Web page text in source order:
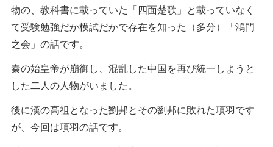
物の、教科書に載っていた「四面楚歌」と載っていなく
て受験勉強だか模試だかで存在を知った（多分）「鴻門
之会」の話です。
秦の始皇帝が崩御し、混乱した中国を再び統一しようと
した二人の人物がいました。
後に漢の高祖となった劉邦とその劉邦に敗れた項羽です
が、今回は項羽の話です。